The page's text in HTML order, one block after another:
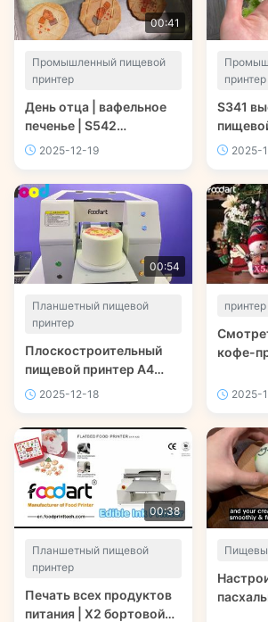
00:41
Промышленный пищевой
принтер
День отца | вафельное
печенье | S542
Высокоскоростной
Фудпринттек
2025-12-19
принтер
S341
2025-
00:54
Планшетный пищевой
принтер
Плоскостроительный
пищевой принтер А4
CMYK Полная цветовая
2025-12-18
кофе-
2025-
00:38
Планшетный пищевой
принтер
Печать всех продуктов
питания | X2 бортовой